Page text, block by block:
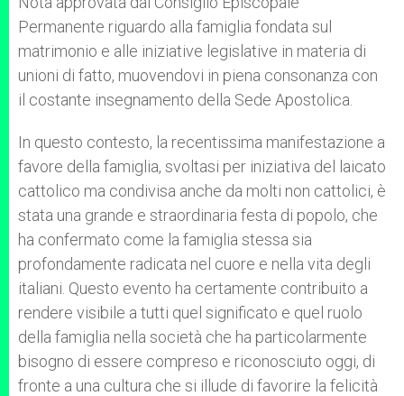
Permanente riguardo alla famiglia fondata sul
matrimonio e alle iniziative legislative in materia di
unioni di fatto, muovendovi in piena consonanza con
il costante insegnamento della Sede Apostolica.
In questo contesto, la recentissima manifestazione a
favore della famiglia, svoltasi per iniziativa del laicato
cattolico ma condivisa anche da molti non cattolici, è
stata una grande e straordinaria festa di popolo, che
ha confermato come la famiglia stessa sia
profondamente radicata nel cuore e nella vita degli
italiani. Questo evento ha certamente contribuito a
rendere visibile a tutti quel significato e quel ruolo
della famiglia nella società che ha particolarmente
bisogno di essere compreso e riconosciuto oggi, di
fronte a una cultura che si illude di favorire la felicità